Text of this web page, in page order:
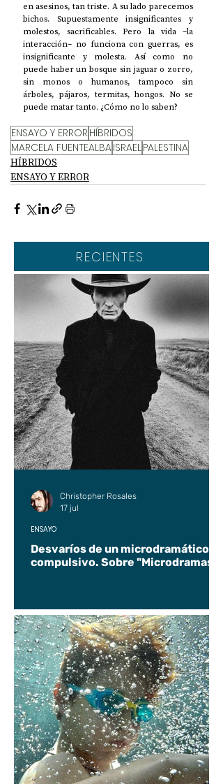
en asesinos, tan triste. A su lado parecemos
bichos. Supuestamente insignificantes y
molestos, sacrificables. Pero la vida –la
interacción– no funciona con guerras, es
insignificante y molesta. Así como no
puede haber un bosque sin jaguar o zorro,
sin monos o humanos, tampoco sin
árboles, pájaros, termitas, hongos. No se
puede matar tanto. ¿Cómo no lo saben?
ENSAYO Y ERROR HÍBRIDOS
MARCELA FUENTEALBAISRAELPALESTINA
HÍBRIDOS
ENSAYO Y ERROR
RECIENTES
Desvaríos de un microdramático
compulsivo. Sobre "Microdramas".
ENSAYO
Christopher Rosales
17 jul